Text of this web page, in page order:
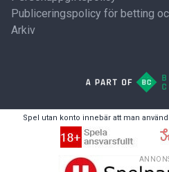
Publiceringspolicy för betting
Arkiv
Spel utan konto innebär att man